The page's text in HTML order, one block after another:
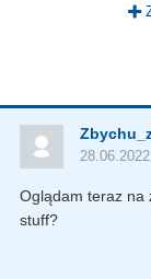
Oglądam teraz na
stuff?